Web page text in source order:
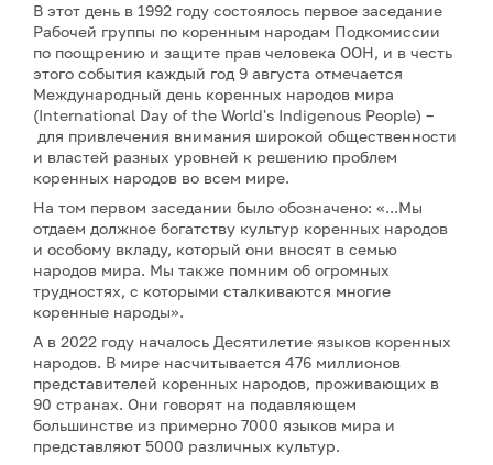
В этот день в 1992 году состоялось первое заседание
Рабочей группы по коренным народам Подкомиссии
по поощрению и защите прав человека ООН, и в честь
этого события каждый год 9 августа отмечается
Международный день коренных народов мира
(International Day of the World's Indigenous People) –
для привлечения внимания широкой общественности
и властей разных уровней к решению проблем
коренных народов во всем мире.
На том первом заседании было обозначено: «...Мы
отдаем должное богатству культур коренных народов
и особому вкладу, который они вносят в семью
народов мира. Мы также помним об огромных
трудностях, с которыми сталкиваются многие
коренные народы».
А в 2022 году началось Десятилетие языков коренных
народов. В мире насчитывается 476 миллионов
представителей коренных народов, проживающих в
90 странах. Они говорят на подавляющем
большинстве из примерно 7000 языков мира и
представляют 5000 различных культур.